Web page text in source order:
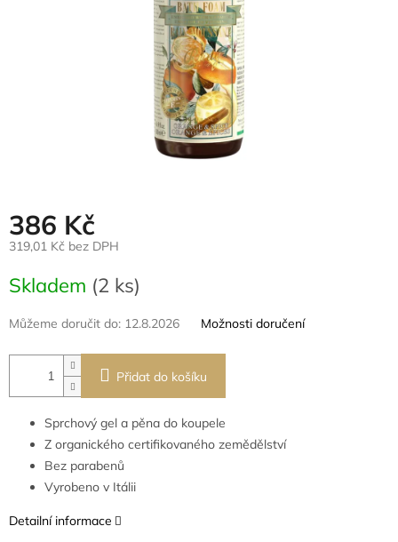
386 Kč
319,01 Kč bez DPH
cena:
Skladem (2 ks)
Můžeme doručit do: 12.8.2026 Možnosti doručení
Přidat do košíku
Sprchový gel a pěna do koupele
Z organického certifikovaného zemědělství
Bez parabenů
Vyrobeno v Itálii
Detailní informace